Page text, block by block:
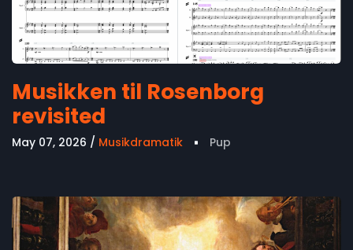
Musikken til Rosenborg
revisited
May 07, 2026 Musikdramatik Pup